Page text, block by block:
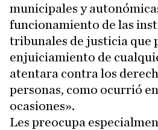
municipales y
funcionamiento de las
tribunales de justicia que
enjuiciamiento de
atentara contra los
personas, como ocurrió
ocasiones».
Les preocupa